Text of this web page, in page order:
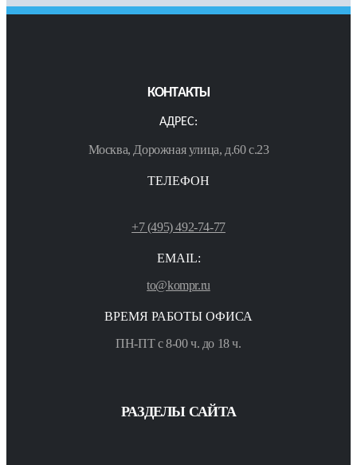
КОНТАКТЫ
АДРЕС:
Москва, Дорожная улица, д.60 с.23
ТЕЛЕФОН
+7 (495) 492-74-77
EMAIL:
to@kompr.ru
ВРЕМЯ РАБОТЫ ОФИСА
ПН-ПТ с 8-00 ч. до 18 ч.
РАЗДЕЛЫ САЙТА